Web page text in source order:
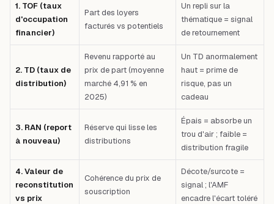
1. TOF (taux
d'occupation
financier)
Part des loyers
facturés vs potentiels
Un repli sur la
thématique = signal
de retournement
2. TD (taux de
distribution)
Revenu rapporté au
prix de part (moyenne
marché 4,91 % en
2025)
Un TD anormalement
haut = prime de
risque, pas un
cadeau
3. RAN (report
à nouveau)
Réserve qui lisse les
distributions
Épais = absorbe un
trou d'air ; faible =
distribution fragile
4. Valeur de
reconstitution
vs prix
Cohérence du prix de
souscription
Décote/surcote =
signal ; l'AMF
encadre l'écart toléré